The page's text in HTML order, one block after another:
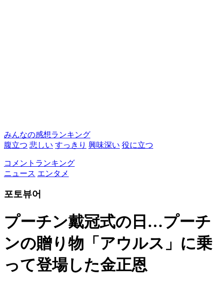
みんなの感想ランキング
腹立つ 悲しい すっきり 興味深い 役に立つ
コメントランキング
ニュース エンタメ
포토뷰어
プーチン戴冠式の日…プーチ
ンの贈り物「アウルス」に乗
って登場した金正恩